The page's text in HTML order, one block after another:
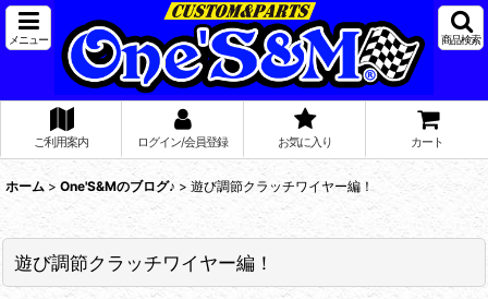
メニュー 商品検索
ご利用案内 ログイン/会員登録 お気に入り カート
ホーム > One'S&Mのブログ♪ > 遊び調節クラッチワイヤー編！
遊び調節クラッチワイヤー編！